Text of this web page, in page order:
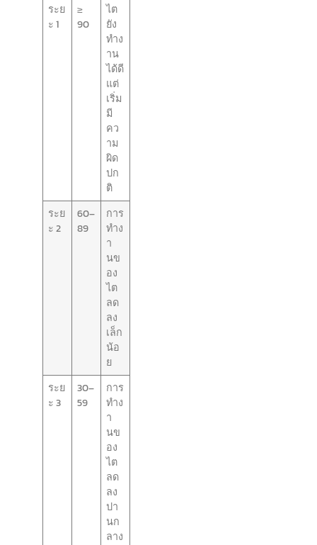
ระย
ะ 1
≥
90
ไต
ยัง
ทำง
าน
ได้ดี
แต่
เริ่ม
มี
คว
าม
ผิด
ปก
ติ
ระย
ะ 2
60–
89
การ
ทำง
า
นข
อง
ไต
ลด
ลง
เล็ก
น้อ
ย
ระย
ะ 3
30–
59
การ
ทำง
า
นข
อง
ไต
ลด
ลง
ปา
นก
ลาง